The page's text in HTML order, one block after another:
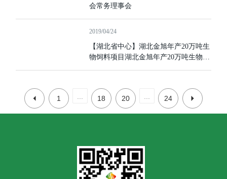
会常务理事会
2019/04/24
【湖北省中心】湖北金旭年产20万吨生
物饲料项目湖北金旭年产20万吨生物饲
1 18 20 24